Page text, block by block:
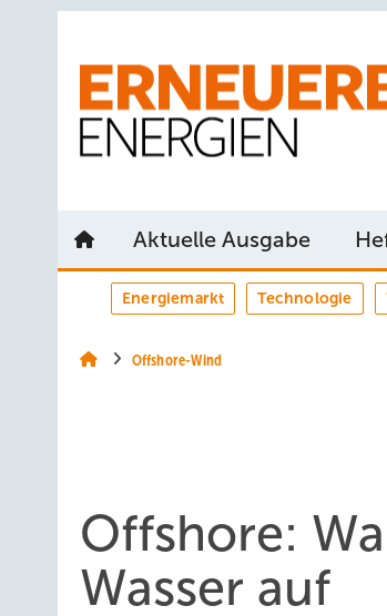
Aktuelle Ausgabe
Energiemarkt Technologie
Offshore-Wind
Offshore:
Wasser auf